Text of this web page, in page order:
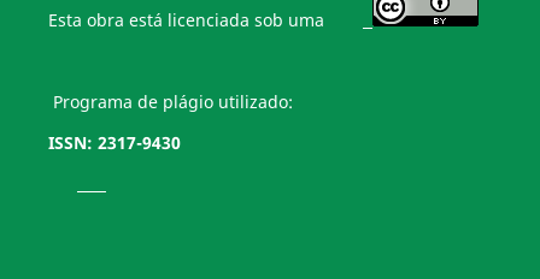
Esta obra está licenciada sob uma
Programa de plágio utilizado:
ISSN: 2317-9430